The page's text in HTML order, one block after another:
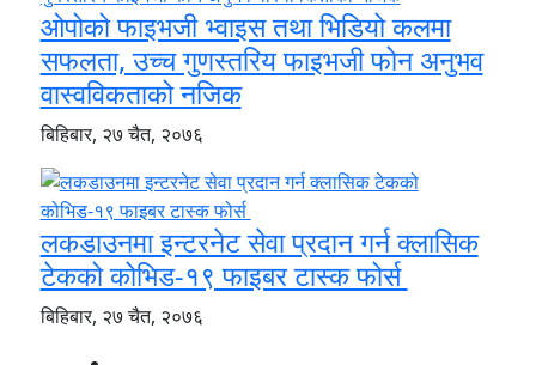
ओपोको फाइभजी भ्वाइस तथा भिडियो कलमा
सफलता, उच्च गुणस्तरिय फाइभजी फोन अनुभव
वास्वविकताको नजिक
बिहिबार, २७ चैत, २०७६
लकडाउनमा इन्टरनेट सेवा प्रदान गर्न क्लासिक
टेकको कोभिड-१९ फाइबर टास्क फोर्स
बिहिबार, २७ चैत, २०७६